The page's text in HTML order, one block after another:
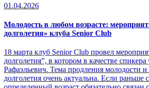
01.04.2026
Молодость в любом возрасте:
долголетия» клуба Senior Club
18 марта клуб Senior Club провел
долголетия”, в котором в качестве
Рафаэльевич. Тема продления молодости и
долголетия очень актуальна. Если раньше